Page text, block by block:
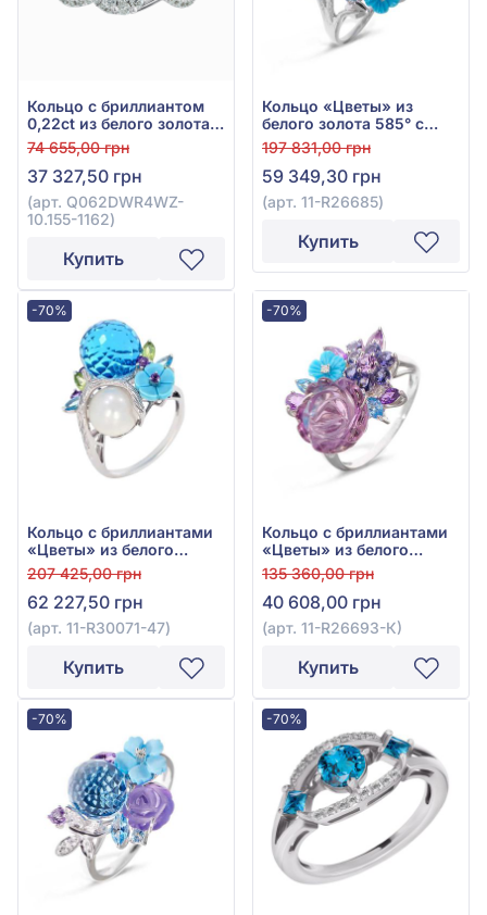
Кольцо с бриллиантом
0,22ct из белого золота
585°, арт. Q062DWR4WZ-
10.155-1162
74 655,00 грн
37 327,50 грн
(арт. Q062DWR4WZ-
10.155-1162)
Купить
Кольцо «Цветы» из
белого золота 585° с
бриллиантом 0,04ct,
топазом Sky Blue 0,24ct,
аметистом 7,74ct,
гранатом родолит
0,08ct, бирюзой 0,32ct,
перламутром 1,37ct, арт.
197 831,00 грн
59 349,30 грн
(арт. 11-R26685)
Купить
-70%
Кольцо с бриллиантами
«Цветы» из белого
золота 585° с топазом
Sky Blue 13,92ct,
культивированным
пресноводным
жемчугом, аметистом
0,17ct, бирюзой 0,65ct и
хризолитом 0,44ct, арт.
207 425,00 грн
62 227,50 грн
(арт. 11-R30071-47)
Купить
-70%
Кольцо с бриллиантами
«Цветы» из белого
золота 585° с
бриллиантом 0,01ct,
топазом Sky Blue 0,49ct,
аметистом 5,44ct,
бирюзой 0,32ct и
иолитом 0,51ct, арт. 11-
R26693-К
135 360,00 грн
40 608,00 грн
(арт. 11-R26693-К)
Купить
-70% -70%